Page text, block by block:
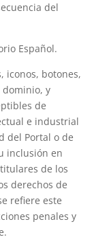
del
Español.
iconos, botones,
dominio, y
de
e industrial
del Portal o de
inclusión en
de los
derechos de
refiere este
penales y